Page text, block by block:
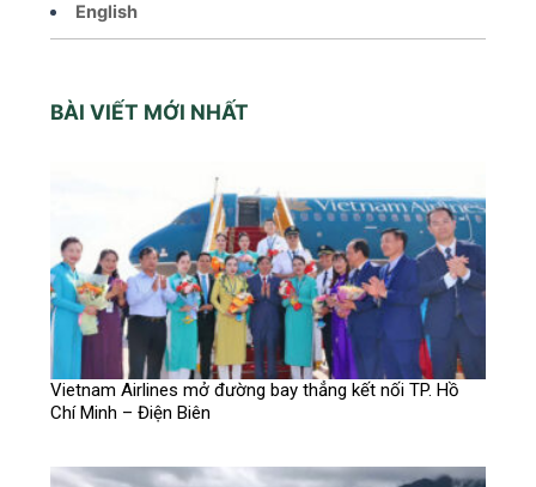
English
BÀI VIẾT MỚI NHẤT
Vietnam Airlines mở đường bay thẳng kết nối TP. Hồ
Chí Minh – Điện Biên